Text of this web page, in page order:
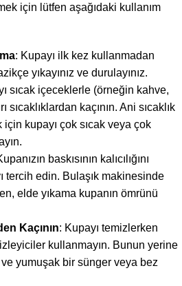
için lütfen aşağıdaki kullanım
: Kupayı ilk kez kullanmadan
yıkayınız ve durulayınız.
sıcak içeceklerle (örneğin kahve,
kaçının. Ani sıcaklık
kupayı çok sıcak veya çok
baskısının kalıcılığını
tercih edin. Bulaşık makinesinde
elde yıkama kupanın ömrünü
Kaçının: Kupayı temizlerken
kullanmayın. Bunun yerine
yumuşak bir sünger veya bez